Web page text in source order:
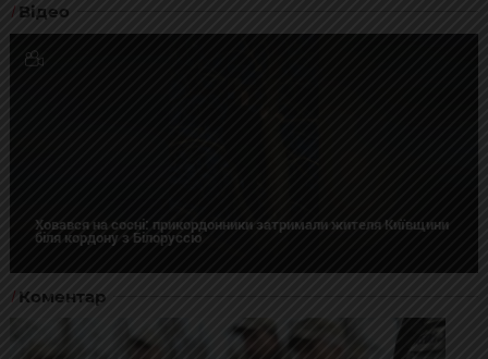
Відео
Ховався на сосні: прикордонники затримали жителя Київщини
біля кордону з Білоруссю
Коментар